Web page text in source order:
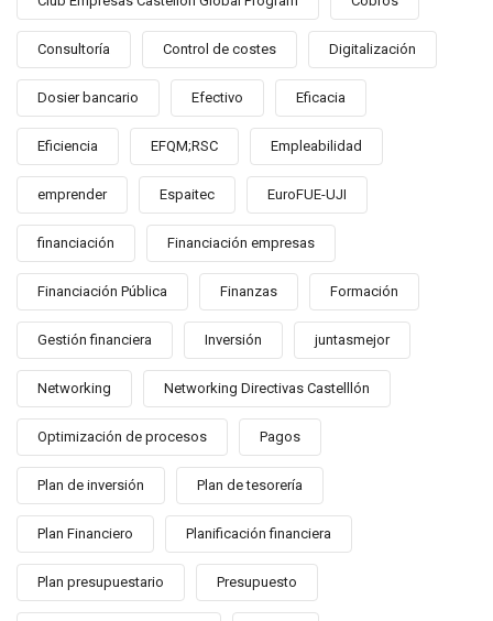
Consultoría Control de costes Digitalización
Dosier bancario Efectivo Eficacia
Eficiencia EFQM;RSC Empleabilidad
emprender Espaitec EuroFUE-UJI
financiación Financiación empresas
Financiación Pública Finanzas Formación
Gestión financiera Inversión juntasmejor
Networking Networking Directivas Castelllón
Optimización de procesos Pagos
Plan de inversión Plan de tesorería
Plan Financiero Planificación financiera
Plan presupuestario Presupuesto